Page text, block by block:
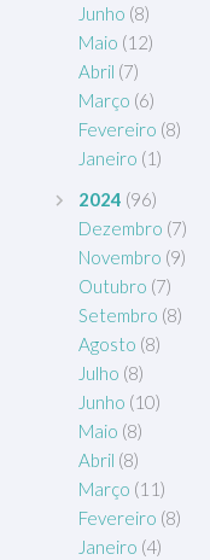
Junho (8)
Maio (12)
Abril (7)
Março (6)
Fevereiro (8)
Janeiro (1)
2024 (96)
Dezembro (7)
Novembro (9)
Outubro (7)
Setembro (8)
Agosto (8)
Julho (8)
Junho (10)
Maio (8)
Abril (8)
Março (11)
Fevereiro (8)
Janeiro (4)